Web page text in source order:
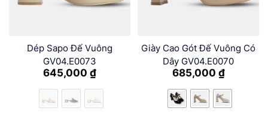
Dép Sapo Đế Vuông
GV04.E0073
645,000 ₫
Giày Cao Gót Đế Vuông Có
Dây GV04.E0070
685,000 ₫